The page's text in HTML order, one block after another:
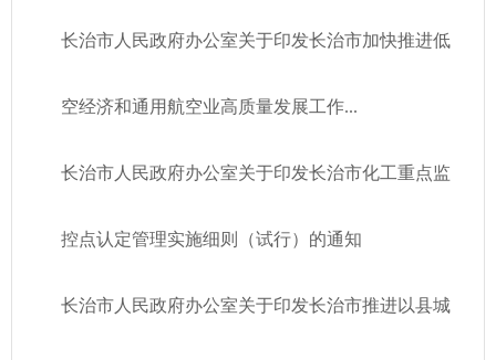
长治市人民政府办公室关于印发长治市加快推进低
空经济和通用航空业高质量发展工作...
长治市人民政府办公室关于印发长治市化工重点监
控点认定管理实施细则（试行）的通知
长治市人民政府办公室关于印发长治市推进以县城